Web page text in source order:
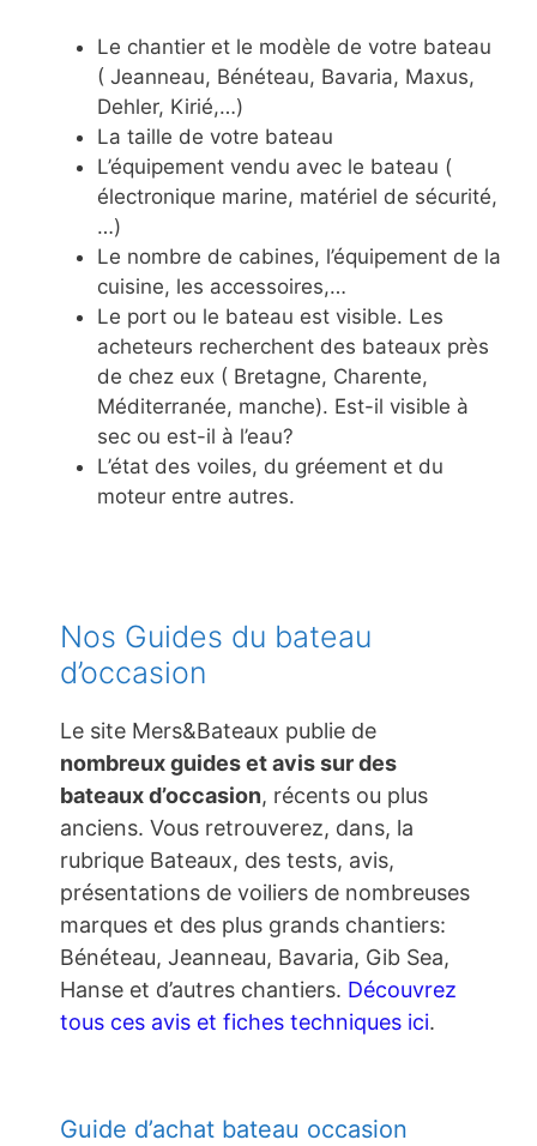
Le chantier et le modèle de votre bateau
( Jeanneau, Bénéteau, Bavaria, Maxus,
Dehler, Kirié,…)
La taille de votre bateau
L’équipement vendu avec le bateau (
électronique marine, matériel de sécurité,
…)
Le nombre de cabines, l’équipement de la
cuisine, les accessoires,…
Le port ou le bateau est visible. Les
acheteurs recherchent des bateaux près
de chez eux ( Bretagne, Charente,
Méditerranée, manche). Est-il visible à
sec ou est-il à l’eau?
L’état des voiles, du gréement et du
moteur entre autres.
Nos Guides du bateau
d’occasion
Le site Mers&Bateaux publie de
nombreux guides et avis sur des
bateaux d’occasion, récents ou plus
anciens. Vous retrouverez, dans, la
rubrique Bateaux, des tests, avis,
présentations de voiliers de nombreuses
marques et des plus grands chantiers:
Bénéteau, Jeanneau, Bavaria, Gib Sea,
Hanse et d’autres chantiers. Découvrez
tous ces avis et fiches techniques ici.
Guide d’achat bateau occasion